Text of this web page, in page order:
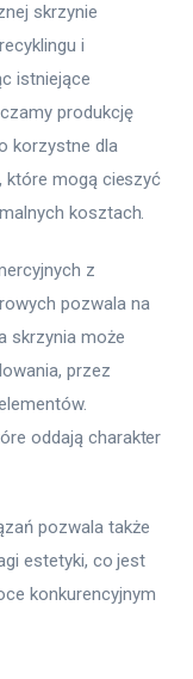
skrzynie
i
istniejące
produkcję
korzystne dla
które mogą cieszyć
kosztach.
z
pozwala na
skrzynia może
przez
oddają charakter
pozwala także
estetyki, co jest
konkurencyjnym